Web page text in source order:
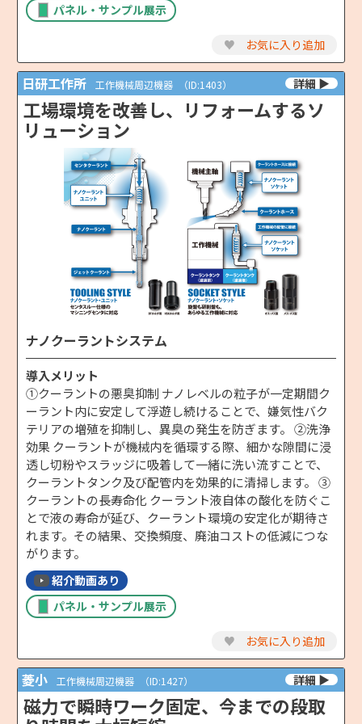
パネル・サンプル展示
♥ お気に入り追加
日研工作所 工作機械周辺機器 （ID:1403）
工場環境を改善し、リフォームするソ
リューション
ナノクーラントシステム
導入メリット
①クーラントの悪臭抑制 ナノレベルの粒子が一定期間ク
ーラント内に安定して浮遊し続けることで、嫌気性バク
テリアの増殖を抑制し、異臭の発生を防ぎます。 ②洗浄
効果 クーラントが機械内を循環する際、細かな隙間に浸
透し切粉やスラッジに吸着して一緒に洗い流すことで、
クーラントタンク及び配管内を効果的に清掃します。 ③
クーラントの長寿命化 クーラント液自体の酸化を防ぐこ
とで液の寿命が延び、クーラント環境の安定化が期待さ
れます。その結果、交換頻度、廃油コストの低減につな
がります。
紹介動画あり
パネル・サンプル展示
♥ お気に入り追加
菱小 工作機械周辺機器 （ID:1427）
磁力で瞬時ワーク固定、今までの段取